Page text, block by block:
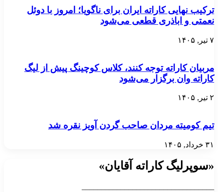
ترکیب نهایی کاراته ایران برای ناگویا؛ امروز با دوئل
نعمتی و اباذری قطعی می‌شود
۷ تیر, ۱۴۰۵
مربیان کاراته توجه کنند، کلاس کوچینگ پیش از لیگ
کاراته وان برگزار می‌شود
۲ تیر, ۱۴۰۵
تیم کومیته مردان صاحب گردن آویز نقره شد
۳۱ خرداد, ۱۴۰۵
«سوپرلیگ کاراته آقایان»